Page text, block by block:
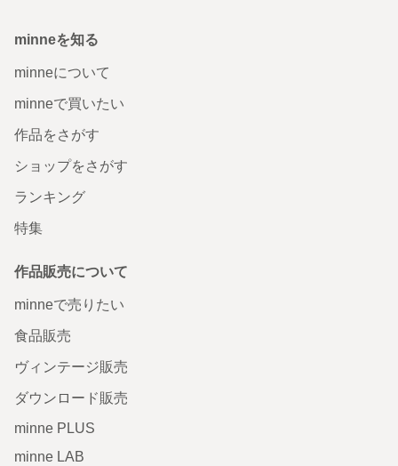
minneを知る
minneについて
minneで買いたい
作品をさがす
ショップをさがす
ランキング
特集
作品販売について
minneで売りたい
食品販売
ヴィンテージ販売
ダウンロード販売
minne PLUS
minne LAB